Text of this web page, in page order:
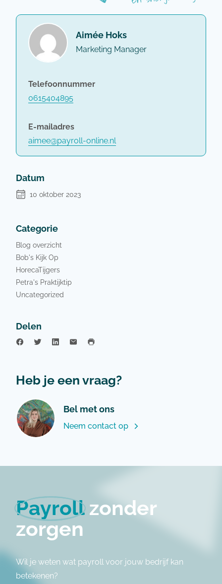
Aimée Hoks
Marketing Manager
Telefoonnummer
0615404895
E-mailadres
aimee@payroll-online.nl
Datum
10 oktober 2023
Categorie
Blog overzicht
Bob's Kijk Op
HorecaTijgers
Petra's Praktijktip
Uncategorized
Delen
Heb je een vraag?
Bel met ons
Neem contact op
Payrollzonder
zorgen
Wil je weten wat payroll voor jouw bedrijf kan
betekenen?